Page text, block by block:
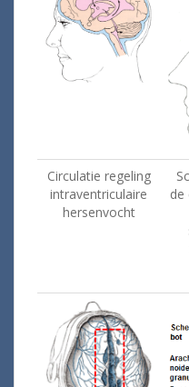
Circulatie regeling
intraventriculaire
hersenvocht
de